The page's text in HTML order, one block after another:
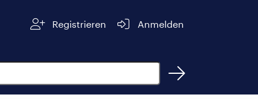
Registrieren Anmelden